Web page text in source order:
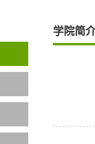
学院简